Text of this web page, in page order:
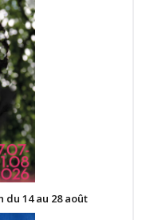
du 14 au 28 août